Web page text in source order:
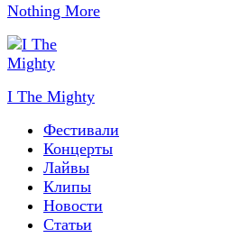
Nothing More
I The Mighty
Фестивали
Концерты
Лайвы
Клипы
Новости
Статьи